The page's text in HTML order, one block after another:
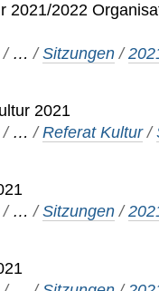
2021/2022
/ …/Sitzungen /
2021
/ …/Referat Kultur /
/ …/Sitzungen /